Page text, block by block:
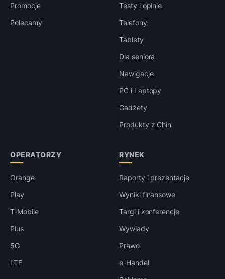
Promocje
Polecamy
Testy i opinie
Telefony
Tablety
Dla seniora
Nawigacje
PC i Laptopy
Gadżety
Produkty z Chin
OPERATORZY
Orange
Play
T-Mobile
Plus
5G
LTE
RYNEK
Raporty i prezentacje
Wyniki finansowe
Targi i konferencje
Wywiady
Prawo
e-Handel